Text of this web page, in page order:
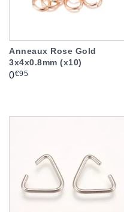
Anneaux Rose Gold
3x4x0.8mm (x10)
Prix
0€95